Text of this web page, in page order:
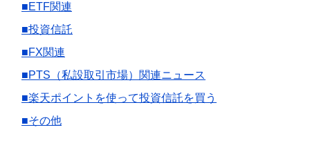
■ETF関連
■投資信託
■FX関連
■PTS（私設取引市場）関連ニュース
■楽天ポイントを使って投資信託を買う
■その他